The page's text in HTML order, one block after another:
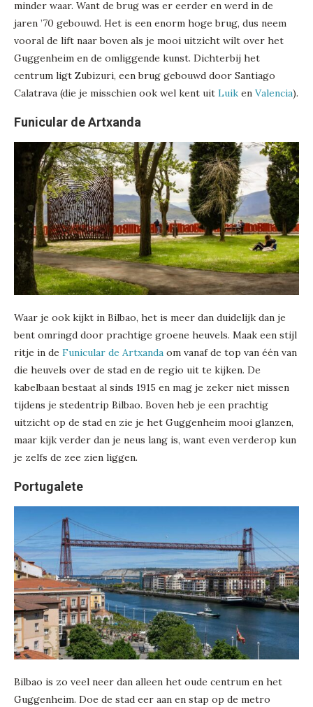
minder waar. Want de brug was er eerder en werd in de
jaren ’70 gebouwd. Het is een enorm hoge brug, dus neem
vooral de lift naar boven als je mooi uitzicht wilt over het
Guggenheim en de omliggende kunst. Dichterbij het
centrum ligt Zubizuri, een brug gebouwd door Santiago
Calatrava (die je misschien ook wel kent uit Luik en Valencia).
Funicular de Artxanda
Waar je ook kijkt in Bilbao, het is meer dan duidelijk dan je
bent omringd door prachtige groene heuvels. Maak een stijl
ritje in de Funicular de Artxanda om vanaf de top van één van
die heuvels over de stad en de regio uit te kijken. De
kabelbaan bestaat al sinds 1915 en mag je zeker niet missen
tijdens je stedentrip Bilbao. Boven heb je een prachtig
uitzicht op de stad en zie je het Guggenheim mooi glanzen,
maar kijk verder dan je neus lang is, want even verderop kun
je zelfs de zee zien liggen.
Portugalete
Bilbao is zo veel neer dan alleen het oude centrum en het
Guggenheim. Doe de stad eer aan en stap op de metro